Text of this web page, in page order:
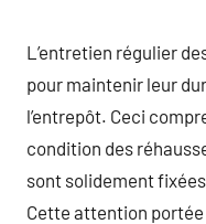
L’entretien régulier
pour maintenir leur
l’entrepôt. Ceci
condition des
sont solidement
Cette attention